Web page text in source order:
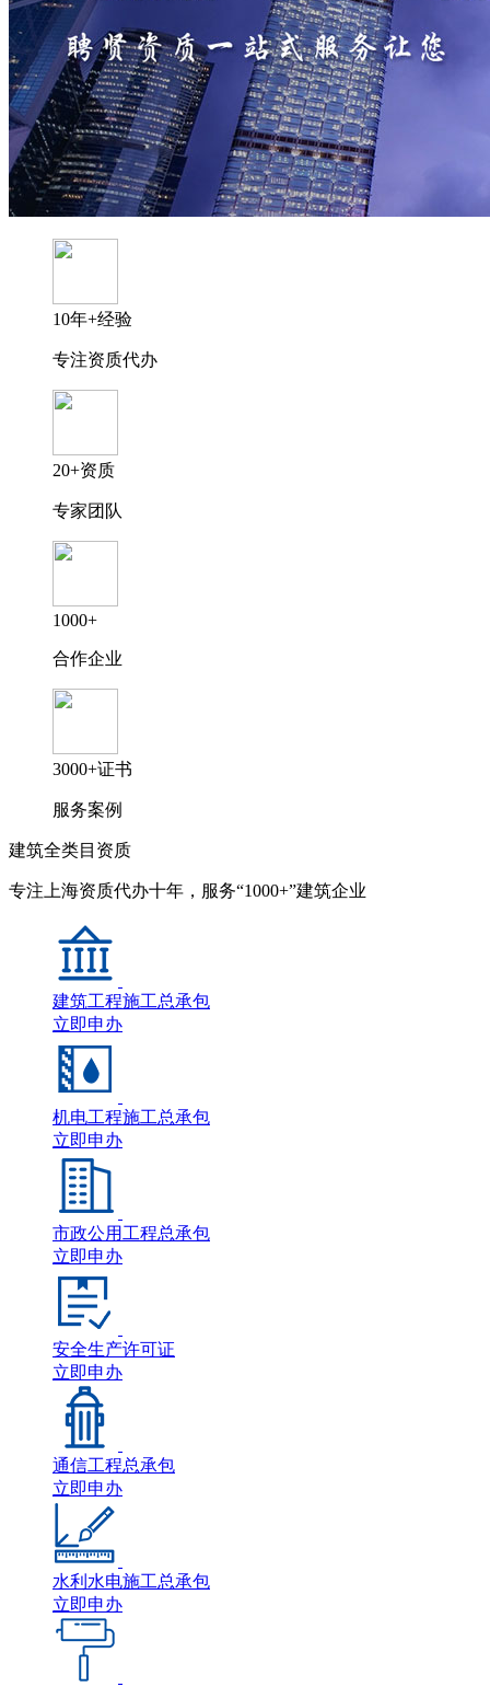
10年+经验
专注资质代办
20+资质
专家团队
1000+
合作企业
3000+证书
服务案例
建筑全类目资质
专注上海资质代办十年，服务“1000+”建筑企业
建筑工程施工总承包
立即申办
机电工程施工总承包
立即申办
市政公用工程总承包
立即申办
安全生产许可证
立即申办
通信工程总承包
立即申办
水利水电施工总承包
立即申办